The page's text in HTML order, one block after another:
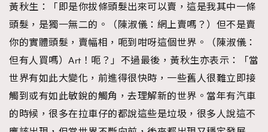
黃秋生：「即是你拔條頭髮出來可以賣，這是我其中一條
頭髮，是獨一無二的。（陳淑儀：網上賣嗎？）但不是賣
你的實體頭髮，賣幅相，呃到咁呀這個世界。（陳淑儀：
但有人買嗎）Art！呃？」不過最後，黃秋生亦表示：「當
世界有如此大變化，前進得很快時，一些舊人很難立即接
觸到或有如此敏銳的觸角，去理解新的世界。當年有汽車
的時候，很多在拉車仔的都說這些是垃圾，很多人說這不